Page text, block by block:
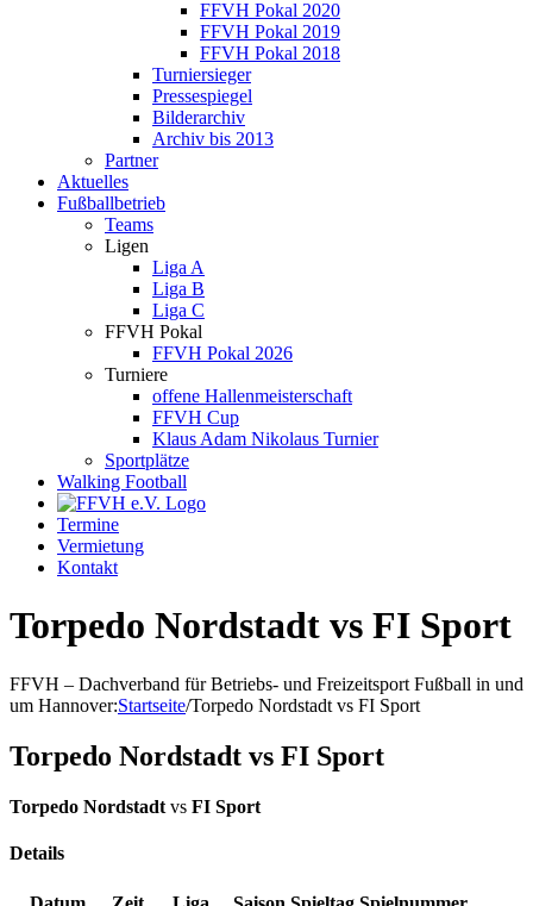
FFVH Pokal 2020
FFVH Pokal 2019
FFVH Pokal 2018
Turniersieger
Pressespiegel
Bilderarchiv
Archiv bis 2013
Partner
Aktuelles
Fußballbetrieb
Teams
Ligen
Liga A
Liga B
Liga C
FFVH Pokal
FFVH Pokal 2026
Turniere
offene Hallenmeisterschaft
FFVH Cup
Klaus Adam Nikolaus Turnier
Sportplätze
Walking Football
Termine
Vermietung
Kontakt
Torpedo Nordstadt vs FI Sport
FFVH – Dachverband für Betriebs- und Freizeitsport Fußball in und
um Hannover:Startseite/Torpedo Nordstadt vs FI Sport
Torpedo Nordstadt vs FI Sport
Torpedo Nordstadt vs FI Sport
Details